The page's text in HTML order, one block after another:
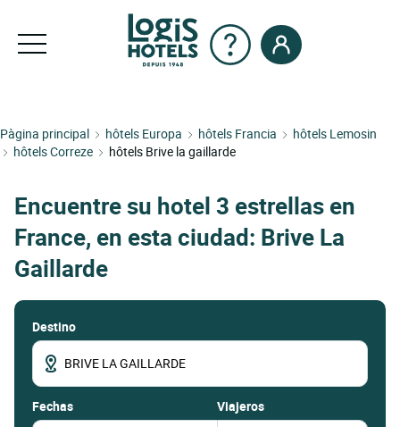
Pàgina principal hôtels Europa hôtels Francia
hôtels Lemosin
hôtels Correze
hôtels Brive la gaillarde
Encuentre su hotel 3 estrellas en
France, en esta ciudad: Brive La
Gaillarde
Destino
fechas Viajeros